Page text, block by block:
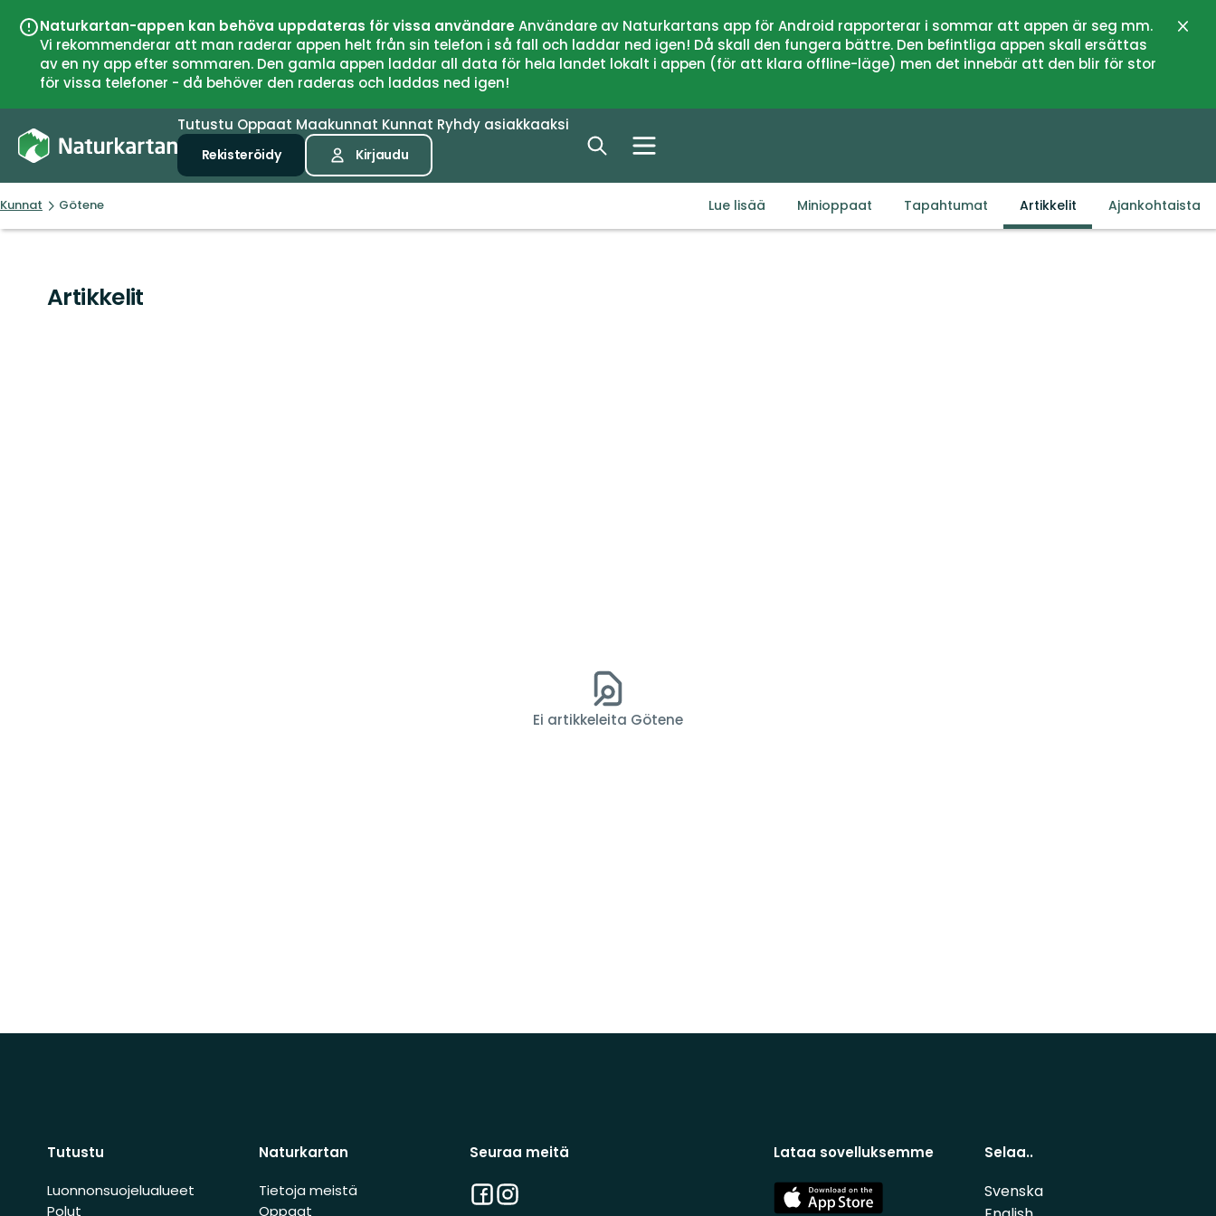
Naturkartan-appen kan behöva uppdateras för vissa användareAnvändare av Naturkartans app för Android rapporterar i sommar att appen är seg mm.
Vi rekommenderar att man raderar appen helt från sin telefon i så fall och laddar ned igen! Då skall den fungera bättre. Den befintliga appen skall ersättas
av en ny app efter sommaren. Den gamla appen laddar all data för hela landet lokalt i appen (för att klara offline-läge) men det innebär att den blir för stor
för vissa telefoner - då behöver den raderas och laddas ned igen!
Sulje
Tutustu Oppaat Maakunnat Kunnat Ryhdy asiakkaaksi
Rekisteröidy Kirjaudu
Kunnat Götene Lue lisää Minioppaat Tapahtumat Artikkelit Ajankohtaista
Artikkelit
Ei artikkeleita Götene
Tutustu
Luonnonsuojelualueet
Polut
Naturkartan
Tietoja meistä
Oppaat
Seuraa meitä
Facebook
Instagram
Lataa sovelluksemme
App
Store
Selaa..
Svenska